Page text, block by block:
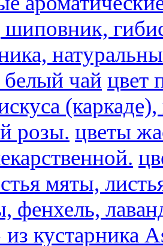
шиповник,
чай цвет
розы. цветы
мяты,
фенхель,
кустарника